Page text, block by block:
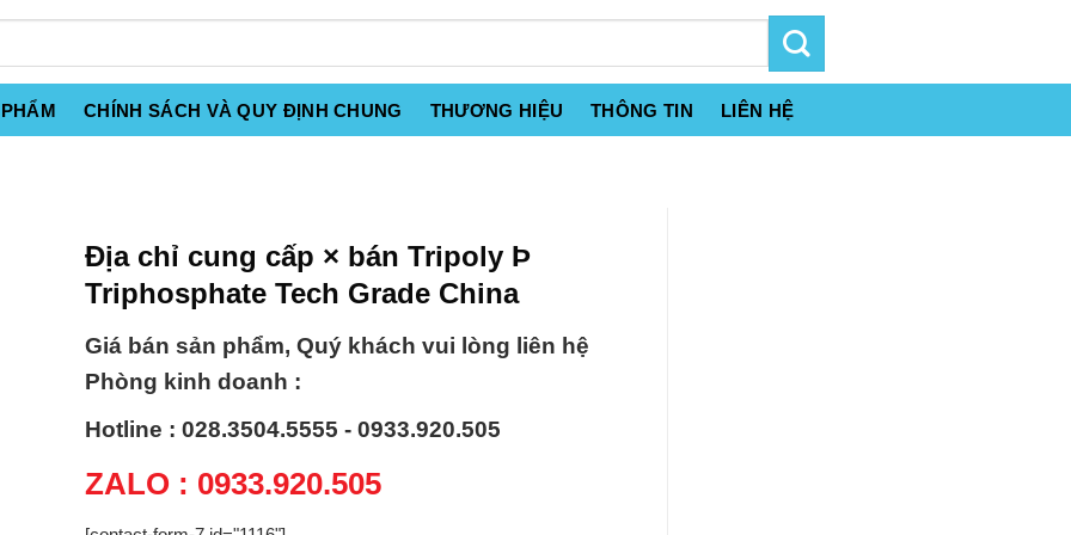
CHÍNH SÁCH VÀ QUY ĐỊNH CHUNG THƯƠNG HIỆU THÔNG TIN LIÊN HỆ
Địa chỉ cung cấp × bán Tripoly Þ
Triphosphate Tech Grade China
Giá bán sản phẩm, Quý khách vui lòng liên hệ
Phòng kinh doanh :
Hotline : 028.3504.5555 - 0933.920.505
ZALO : 0933.920.505